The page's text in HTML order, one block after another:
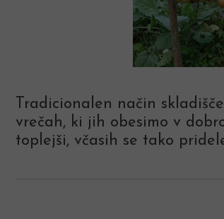
Tradicionalen način
vrečah, ki jih obesimo v
toplejši, včasih se tako